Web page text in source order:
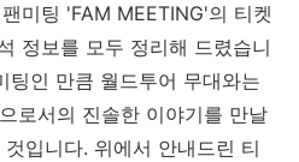
미팅 'FAM MEETING'의 티켓
정보를 모두 정리해 드렸습니
팅인 만큼 월드투어 무대와는
로서의 진솔한 이야기를 만날
입니다. 위에서 안내드린 티